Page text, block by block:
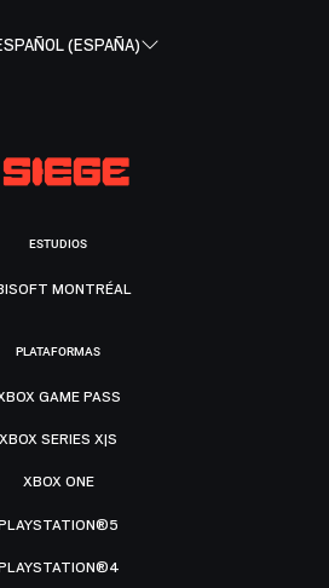
(ESPAÑA)
ESTUDIOS
MONTRÉAL
PLATAFORMAS
GAME PASS
XBOX SERIES X|S
XBOX ONE